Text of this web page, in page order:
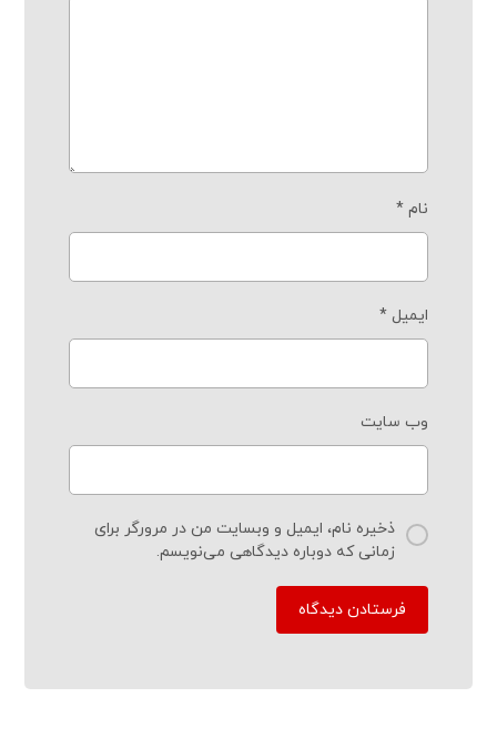
نام*
ایمیل*
وب‌ سایت
ذخیره نام، ایمیل و وبسایت من در مرورگر برای
زمانی که دوباره دیدگاهی می‌نویسم.